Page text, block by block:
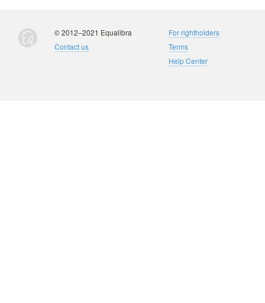
© 2012–2021 Equalibra
Contact us
For rightholders
Terms
Help Center